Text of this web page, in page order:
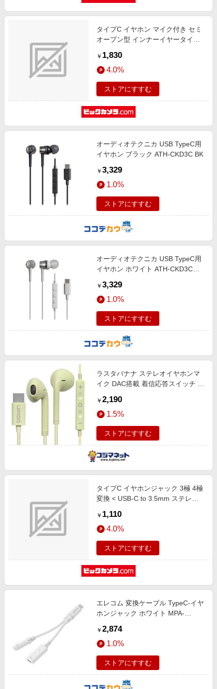
タイプC イヤホン マイク付き セミ
オープン型 インナーイヤータイプ
整 【 Xperia Google Pixel OPPO
Reno iPad Android スマホ タブレ
ット 他対応 】 シルバー シルバー
EHP-DF10IMSV [インナーイヤー型
/USB]
￥ 1,830
4.0%
ストアにすすむ
オーディオテクニカ USB TypeC用
イヤホン ブラック ATH-CKD3C BK
￥ 3,329
1.0%
ストアにすすむ
オーディオテクニカ USB TypeC用
イヤホン ホワイト ATH-CKD3C
￥ 3,329
1.0%
ストアにすすむ
ラスタバナナ ステレオイヤホンマ
イク DAC搭載 着信応答スイッチ 有
ライトイエロー RESMSCD04LYL
￥ 2,190
1.5%
ストアにすすむ
タイプC イヤホンジャック 3極 4極
変換 < USB-C to 3.5mm ステレオ
【 USB Type-C 音声出力対応
iPhone iPad Mac Android Pixel
Xperia スマホ 等使用可能 】 ホワ
イト ホワイト MPA-C35DWH2
￥ 1,110
4.0%
ストアにすすむ
エレコム 変換ケーブル TypeC-イヤ
ホンジャック ホワイト MPA-
￥ 2,874
1.0%
ストアにすすむ